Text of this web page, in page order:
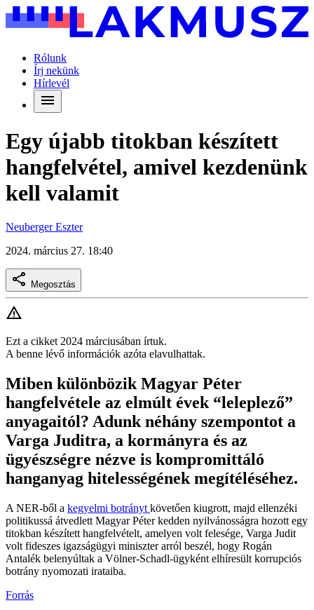
Rólunk
Írj nekünk
Hírlevél
Egy újabb titokban készített
hangfelvétel, amivel kezdenünk
kell valamit
Neuberger Eszter
2024. március 27. 18:40
Megosztás
Ezt a cikket 2024 márciusában írtuk.
A benne lévő információk azóta elavulhattak.
Miben különbözik Magyar Péter
hangfelvétele az elmúlt évek “leleplező”
anyagaitól? Adunk néhány szempontot a
Varga Juditra, a kormányra és az
ügyészségre nézve is kompromittáló
hanganyag hitelességének megítéléséhez.
A NER-ből a kegyelmi botrányt követően kiugrott, majd ellenzéki
politikussá átvedlett Magyar Péter kedden nyilvánosságra hozott egy
titokban készített hangfelvételt, amelyen volt felesége, Varga Judit
volt fideszes igazságügyi miniszter arról beszél, hogy Rogán
Antalék belenyúltak a Völner-Schadl-ügyként elhíresült korrupciós
botrány nyomozati irataiba.
Forrás